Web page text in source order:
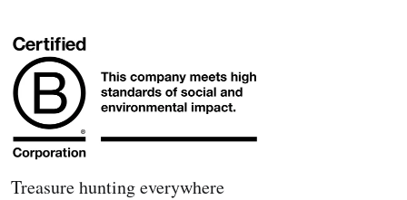
Treasure hunting everywhere